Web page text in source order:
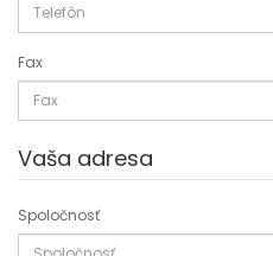
Fax
Vaša adresa
Spoločnosť